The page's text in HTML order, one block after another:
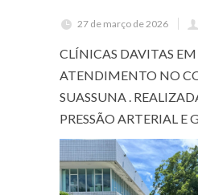
27 de março de 2026
CLÍNICAS DAVITAS EM
ATENDIMENTO NO
SUASSUNA .
PRESSÃO ARTERIAL E